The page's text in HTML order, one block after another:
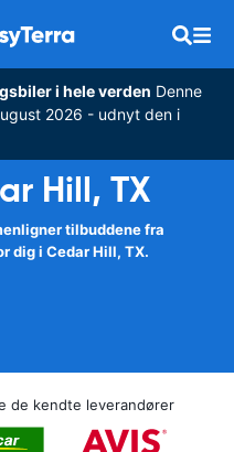
i hele verden Denne
2026 - udnyt den i
Hill, TX
tilbuddene fra
dig i Cedar Hill, TX.
de kendte leverandører